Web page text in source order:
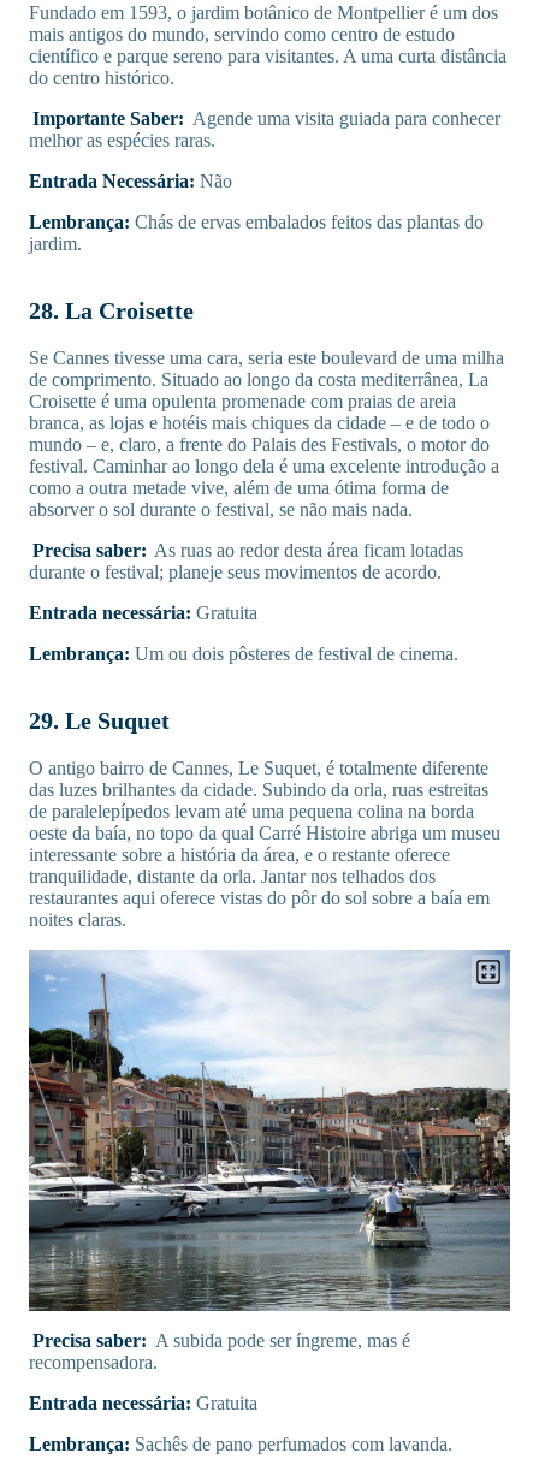
Fundado em 1593, o jardim botânico de Montpellier é um dos
mais antigos do mundo, servindo como centro de estudo
científico e parque sereno para visitantes. A uma curta distância
do centro histórico.
Importante Saber: Agende uma visita guiada para conhecer
melhor as espécies raras.
Entrada Necessária: Não
Lembrança: Chás de ervas embalados feitos das plantas do
jardim.
28. La Croisette
Se Cannes tivesse uma cara, seria este boulevard de uma milha
de comprimento. Situado ao longo da costa mediterrânea, La
Croisette é uma opulenta promenade com praias de areia
branca, as lojas e hotéis mais chiques da cidade – e de todo o
mundo – e, claro, a frente do Palais des Festivals, o motor do
festival. Caminhar ao longo dela é uma excelente introdução a
como a outra metade vive, além de uma ótima forma de
absorver o sol durante o festival, se não mais nada.
Precisa saber: As ruas ao redor desta área ficam lotadas
durante o festival; planeje seus movimentos de acordo.
Entrada necessária: Gratuita
Lembrança: Um ou dois pôsteres de festival de cinema.
29. Le Suquet
O antigo bairro de Cannes, Le Suquet, é totalmente diferente
das luzes brilhantes da cidade. Subindo da orla, ruas estreitas
de paralelepípedos levam até uma pequena colina na borda
oeste da baía, no topo da qual Carré Histoire abriga um museu
interessante sobre a história da área, e o restante oferece
tranquilidade, distante da orla. Jantar nos telhados dos
restaurantes aqui oferece vistas do pôr do sol sobre a baía em
noites claras.
Precisa saber: A subida pode ser íngreme, mas é
recompensadora.
Entrada necessária: Gratuita
Lembrança: Sachês de pano perfumados com lavanda.